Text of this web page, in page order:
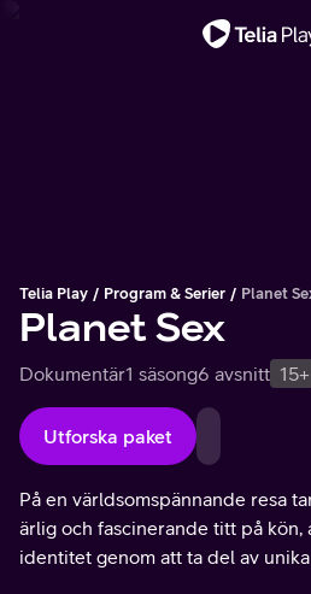
Telia Play Program & Serier Planet
Planet Sex
Dokumentär1 säsong6 avsnitt 15+
Utforska paket
På en världsomspännande resa
ärlig och fascinerande titt på kön,
identitet genom att ta del av